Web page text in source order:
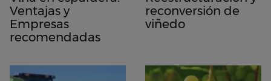
Ventajas y
Empresas
recomendadas
reconversión de
viñedo